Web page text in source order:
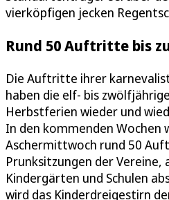
vierköpfigen jecken
Rund 50 Auftritte bis
Die Auftritte ihrer
haben die elf- bis
Herbstferien wieder und
In den kommenden Wochen
Aschermittwoch rund 50
Prunksitzungen der Vereine,
Kindergärten und Schulen
wird das Kinderdreigestirn